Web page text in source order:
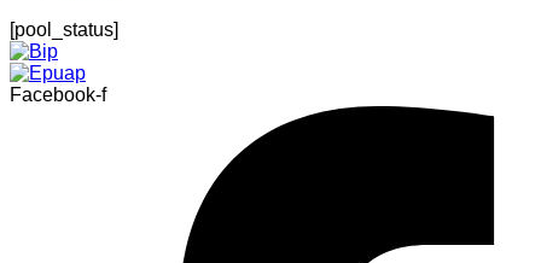
[pool_status]
Facebook-f